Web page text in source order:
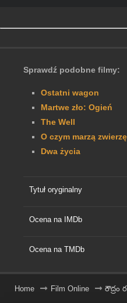
Sprawdź podobne filmy:
Ostatni wagon
Martwe zło: Ogień
The Well
O czym marzą
Dwa życia
Tytuł oryginalny
Ocena na IMDb
Ocena na TMDb
Home Film Online రౌద్రం